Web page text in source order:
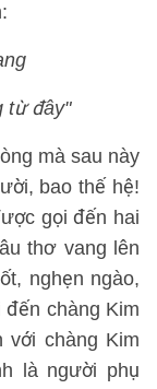
từ đây"
mà sau này
bao thế hệ!
gọi đến hai
thơ vang lên
nghẹn ngào,
chàng Kim
chàng Kim
là người phụ